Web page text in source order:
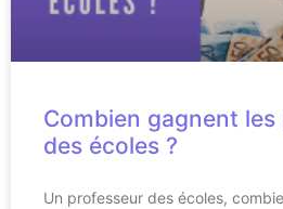
Combien gagnent
des écoles ?
Un professeur des écoles,